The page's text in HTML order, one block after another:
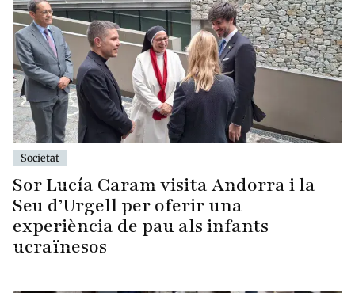
Societat
Sor Lucía Caram visita Andorra i la
Seu d’Urgell per oferir una
experiència de pau als infants
ucraïnesos